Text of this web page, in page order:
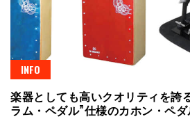
INFO
楽器としても高いクオリティを誇
ラム・ペダル”仕様のカホン・ペ